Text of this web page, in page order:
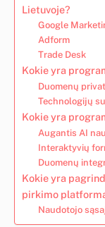
Lietuvoje?
Google
Adform
Trade Desk
Kokie yra
Duomenų
Technologijų
Kokie yra
Augantis AI
Interaktyvių
Duomenų
Kokie yra
pirkimo
Naudotojo